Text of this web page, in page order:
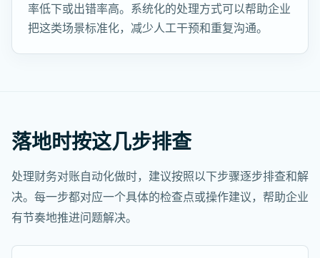
率低下或出错率高。系统化的处理方式可以帮助企业
把这类场景标准化，减少人工干预和重复沟通。
落地时按这几步排查
处理财务对账自动化做时，建议按照以下步骤逐步排查和解
决。每一步都对应一个具体的检查点或操作建议，帮助企业
有节奏地推进问题解决。